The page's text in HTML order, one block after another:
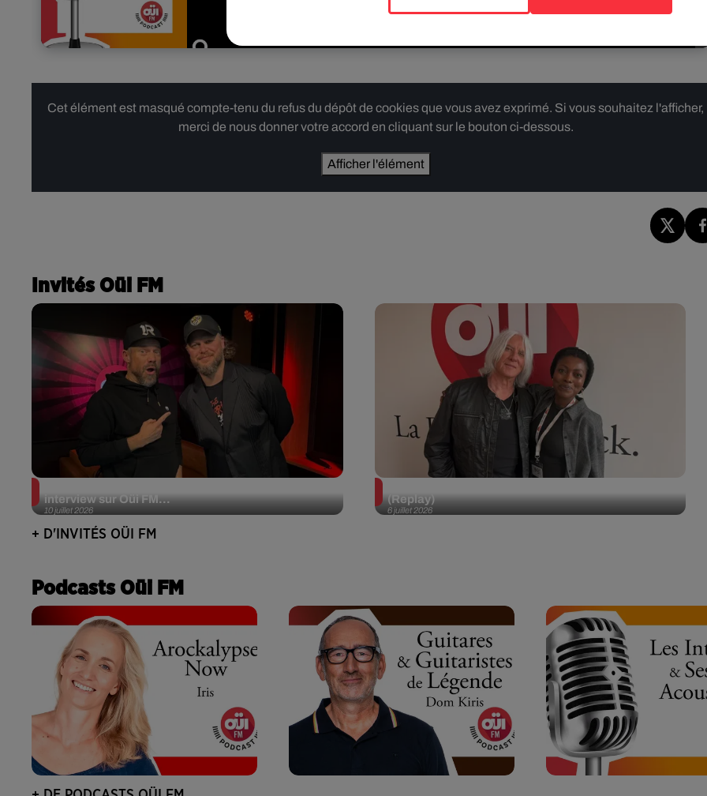
Cet élément est masqué compte-tenu du refus du dépôt de cookies que vous avez exprimé. Si vous souhaitez l'afficher,
merci de nous donner votre accord en cliquant sur le bouton ci-dessous.
Afficher l'élément
Invités Oüi FM
10 juillet 2026
interview sur Oüi FM...
6 juillet 2026
(Replay)
+ D'INVITÉS OÜI FM
Podcasts Oüi FM